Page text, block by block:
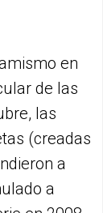
en
de las
las
(creadas
a
a